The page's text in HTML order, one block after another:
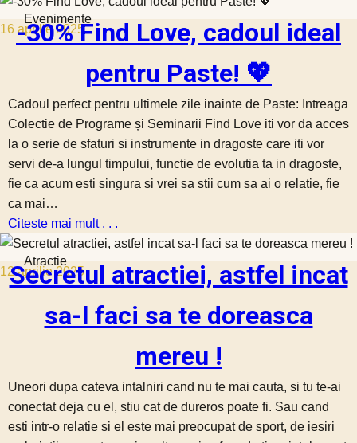
16 aprilie 2025
Evenimente
-30% Find Love, cadoul ideal
pentru Paste! 💖
Cadoul perfect pentru ultimele zile inainte de Paste: Intreaga
Colectie de Programe și Seminarii Find Love iti vor da acces
la o serie de sfaturi si instrumente in dragoste care iti vor
servi de-a lungul timpului, functie de evolutia ta in dragoste,
fie ca acum esti singura si vrei sa stii cum sa ai o relatie, fie
ca mai…
Citeste mai mult . . .
12 aprilie 2025
Atractie
Secretul atractiei, astfel incat
sa-l faci sa te doreasca
mereu !
Uneori dupa cateva intalniri cand nu te mai cauta, si tu te-ai
conectat deja cu el, stiu cat de dureros poate fi. Sau cand
esti intr-o relatie si el este mai preocupat de sport, de iesiri